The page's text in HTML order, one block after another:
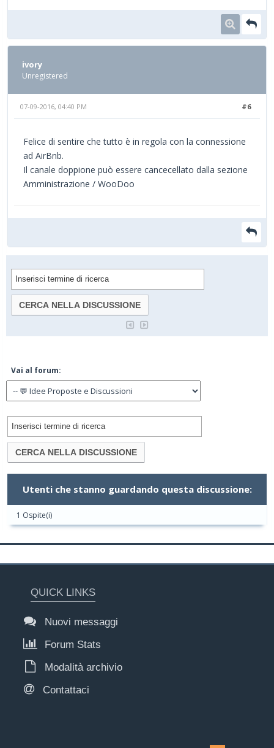
ivory
Unregistered
#6
07-09-2016, 04:40 PM
Felice di sentire che tutto è in regola con la connessione
ad AirBnb.
Il canale doppione può essere cancecellato dalla sezione
Amministrazione / WooDoo
Vai al forum:
Utenti che stanno guardando questa discussione:
1 Ospite(i)
QUICK LINKS
Nuovi messaggi
Forum Stats
Modalità archivio
Contattaci